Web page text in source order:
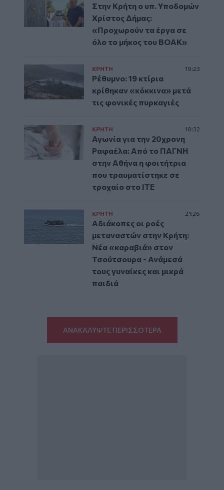
Στην Κρήτη ο υπ. Υποδομών
Χρίστος Δήμας:
«Προχωρούν τα έργα σε
όλο το μήκος του ΒΟΑΚ»
ΚΡΗΤΗ 19:23
Ρέθυμνο: 19 κτίρια
κρίθηκαν «κόκκινα» μετά
τις φονικές πυρκαγιές
ΚΡΗΤΗ 18:32
Αγωνία για την 20χρονη
Ραφαέλα: Από το ΠΑΓΝΗ
στην Αθήνα η φοιτήτρια
που τραυματίστηκε σε
τροχαίο στο ΙΤΕ
ΚΡΗΤΗ 21:26
Αδιάκοπες οι ροές
μεταναστών στην Κρήτη:
Νέα «καραβιά» στον
Τσούτσουρα - Ανάμεσά
τους γυναίκες και μικρά
παιδιά
ΑΝΑΚΑΛΥΨΤΕ ΠΕΡΙΣΣΟΤΕΡΑ